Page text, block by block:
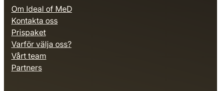
Om Ideal of MeD
Kontakta oss
Prispaket
Varför välja oss?
Vårt team
Partners